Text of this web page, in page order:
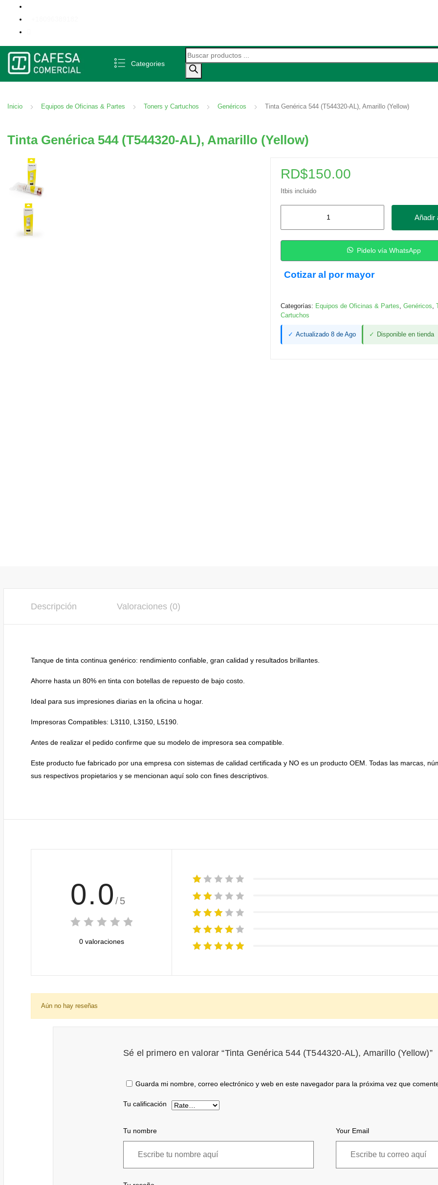
Categories
Búsqueda de productos
Inicio Equipos de Oficinas & Partes Toners y Cartuchos Genéricos Tinta Genérica 544 (T544320-AL), Amarillo (Yellow)
Tinta Genérica 544 (T544320-AL), Amarillo (Yellow)
RD$150.00
Itbis incluido
AL),
Amarillo
Añadir
Pidelo vía WhatsApp
Cotizar al por mayor
Categorías: Equipos de Oficinas & Partes, Genéricos,
Cartuchos
✓ Actualizado 8 de Ago ✓ Disponible en tienda
Descripción Valoraciones (0)
Tanque de tinta continua genérico: rendimiento confiable, gran calidad y resultados brillantes.
Ahorre hasta un 80% en tinta con botellas de repuesto de bajo costo.
Ideal para sus impresiones diarias en la oficina u hogar.
Impresoras Compatibles: L3110, L3150, L5190.
Antes de realizar el pedido confirme que su modelo de impresora sea compatible.
Este producto fue fabricado por una empresa con sistemas de calidad certificada y NO es un producto OEM. Todas las marcas,
sus respectivos propietarios y se mencionan aquí solo con fines descriptivos.
0.0 /5
0 valoraciones
Aún no hay reseñas
Sé el primero en valorar “Tinta Genérica 544 (T544320-AL), Amarillo (Yellow)”
Tu nombre Your Email
Guarda mi nombre, correo electrónico y web en este navegador para la próxima vez que
Tu calificación